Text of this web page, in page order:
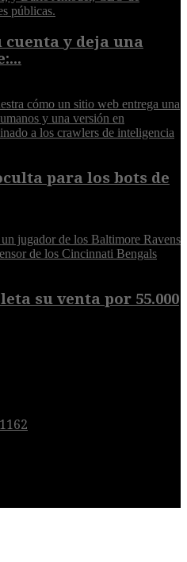
cuenta y deja una
para los bots de
su venta por 55.000
1162